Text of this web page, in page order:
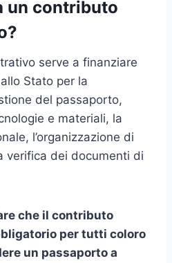
un contributo
serve a finanziare
Stato per la
del passaporto,
e materiali, la
l’organizzazione di
verifica dei documenti di
che il contributo
per tutti coloro
un passaporto a